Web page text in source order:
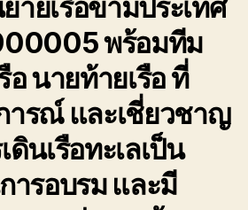
ยเรือข้ามประเทศ
พร้อมทีม
อ นายท้ายเรือ ที่
ารณ์ และเชี่ยวชาญ
ดินเรือทะเลเป็น
ารอบรม และมี